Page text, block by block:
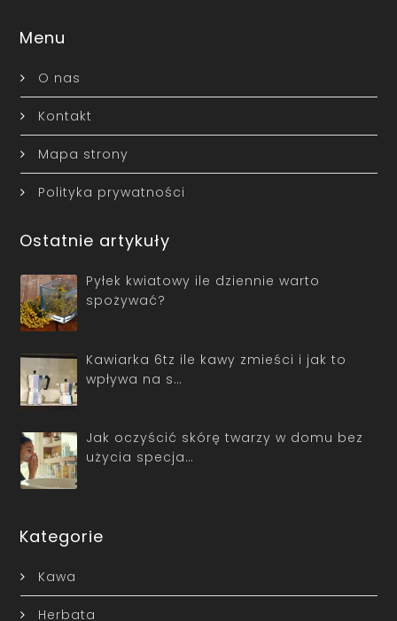
Menu
O nas
Kontakt
Mapa strony
Polityka prywatności
Ostatnie artykuły
Pyłek kwiatowy ile dziennie warto
spożywać?
Kawiarka 6tz ile kawy zmieści i jak to
wpływa na s…
Jak oczyścić skórę twarzy w domu bez
użycia specja…
Kategorie
Kawa
Herbata